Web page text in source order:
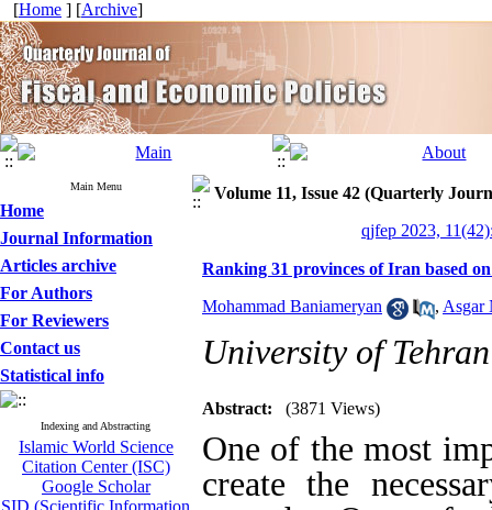
[Home ] [Archive]
Main Menu
Home
Journal Information
Articles archive
For Authors
For Reviewers
Contact us
Statistical info
Indexing and Abstracting
Islamic World Science
Citation Center (ISC)
Google Scholar
SID (Scientific Information
Volume 11, Issue 42 (Quarterly
qjfep 2023,
Ranking 31 provinces of Iran based
Mohammad Baniameryan , Asgar
University of Tehran
Abstract: (3871 Views)
One of the most
create the